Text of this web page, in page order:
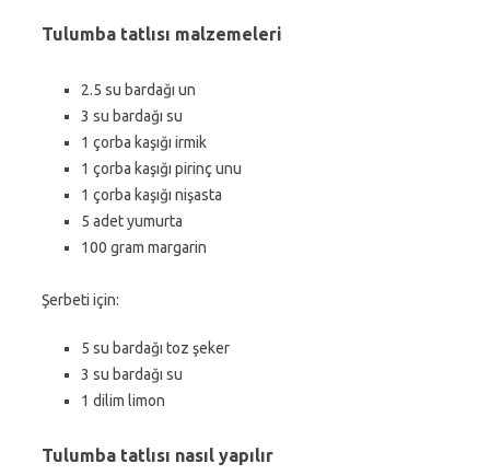
Tulumba tatlısı malzemeleri
2.5 su bardağı un
3 su bardağı su
1 çorba kaşığı irmik
1 çorba kaşığı pirinç unu
1 çorba kaşığı nişasta
5 adet yumurta
100 gram margarin
Şerbeti için:
5 su bardağı toz şeker
3 su bardağı su
1 dilim limon
Tulumba tatlısı nasıl yapılır